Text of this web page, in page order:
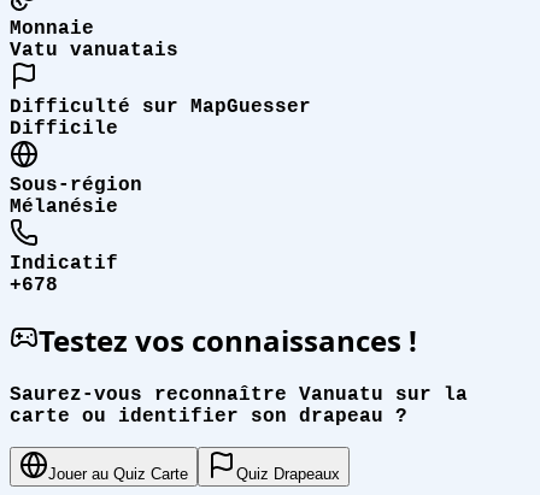
Monnaie
Vatu vanuatais
Difficulté sur MapGuesser
Difficile
Sous-région
Mélanésie
Indicatif
+678
Testez vos connaissances !
Saurez-vous reconnaître Vanuatu sur la
carte ou identifier son drapeau ?
Jouer au Quiz Carte Quiz Drapeaux